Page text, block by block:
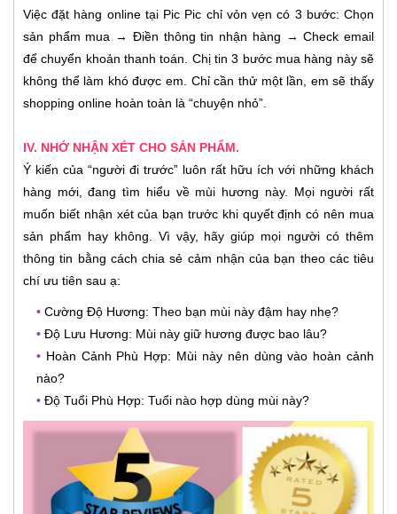
Việc đặt hàng online tại Pic Pic chỉ vỏn vẹn có 3 bước: Chọn
sản phẩm mua → Điền thông tin nhận hàng → Check email
để chuyển khoản thanh toán. Chị tin 3 bước mua hàng này sẽ
không thể làm khó được em. Chỉ cần thử một lần, em sẽ thấy
shopping online hoàn toàn là “chuyện nhỏ”.
IV. NHỚ NHẬN XÉT CHO SẢN PHẨM.
Ý kiến của “người đi trước” luôn rất hữu ích với những khách
hàng mới, đang tìm hiểu về mùi hương này. Mọi người rất
muốn biết nhận xét của bạn trước khi quyết định có nên mua
sản phẩm hay không. Vì vậy, hãy giúp mọi người có thêm
thông tin bằng cách chia sẻ cảm nhận của bạn theo các tiêu
chí ưu tiên sau ạ:
• Cường Độ Hương: Theo bạn mùi này đậm hay nhẹ?
• Độ Lưu Hương: Mùi này giữ hương được bao lâu?
• Hoàn Cảnh Phù Hợp: Mùi này nên dùng vào hoàn cảnh
nào?
• Độ Tuổi Phù Hợp: Tuổi nào hợp dùng mùi này?